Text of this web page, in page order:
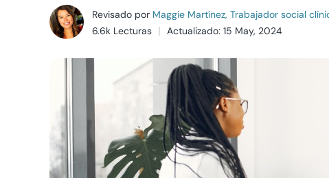
Revisado por Maggie Martínez, Trabajador social
6.6k Lecturas
Actualizado: 15 May, 2024